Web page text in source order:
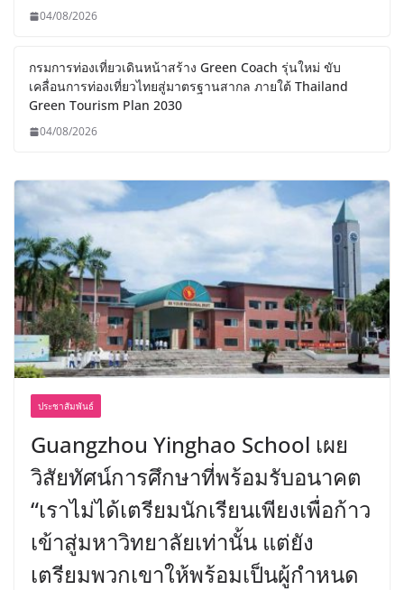
04/08/2026
กรมการท่องเที่ยวเดินหน้าสร้าง Green Coach รุ่นใหม่ ขับ
เคลื่อนการท่องเที่ยวไทยสู่มาตรฐานสากล ภายใต้ Thailand
Green Tourism Plan 2030
04/08/2026
ประชาสัมพันธ์
Guangzhou Yinghao School เผย
วิสัยทัศน์การศึกษาที่พร้อมรับอนาคต
“เราไม่ได้เตรียมนักเรียนเพียงเพื่อก้าว
เข้าสู่มหาวิทยาลัยเท่านั้น แต่ยัง
เตรียมพวกเขาให้พร้อมเป็นผู้กำหนด